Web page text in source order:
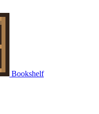
Bookshelf